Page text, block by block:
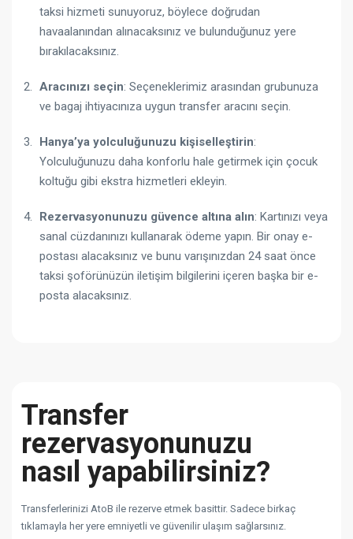
taksi hizmeti sunuyoruz, böylece doğrudan
havaalanından alınacaksınız ve bulunduğunuz yere
bırakılacaksınız.
Aracınızı seçin: Seçeneklerimiz arasından grubunuza
ve bagaj ihtiyacınıza uygun transfer aracını seçin.
Hanya’ya yolculuğunuzu kişiselleştirin:
Yolculuğunuzu daha konforlu hale getirmek için çocuk
koltuğu gibi ekstra hizmetleri ekleyin.
Rezervasyonunuzu güvence altına alın: Kartınızı veya
sanal cüzdanınızı kullanarak ödeme yapın. Bir onay e-
postası alacaksınız ve bunu varışınızdan 24 saat önce
taksi şoförünüzün iletişim bilgilerini içeren başka bir e-
posta alacaksınız.
Transfer
rezervasyonunuzu
nasıl yapabilirsiniz?
Transferlerinizi AtoB ile rezerve etmek basittir. Sadece birkaç
tıklamayla her yere emniyetli ve güvenilir ulaşım sağlarsınız.